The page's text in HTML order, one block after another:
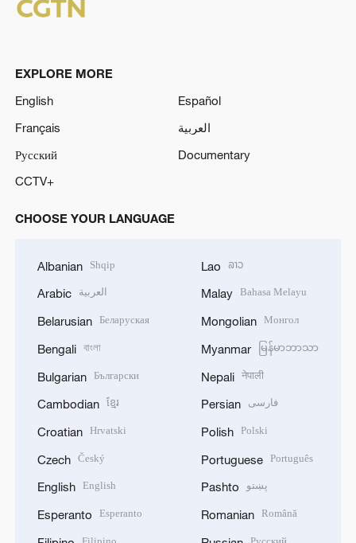
EXPLORE MORE
English
Español
Français
العربية
Русский
Documentary
CCTV+
CHOOSE YOUR LANGUAGE
Albanian Shqip
Arabic العربية
Belarusian Беларуская
Bengali বাংলা
Bulgarian Български
Cambodian ខ្មែរ
Croatian Hrvatski
Czech Český
English English
Esperanto Esperanto
Lao ລາວ
Malay Bahasa Melayu
Mongolian Монгол
Myanmar မြန်မာဘာသာ
Nepali नेपाली
Persian فارسی
Polish Polski
Portuguese Português
Pashto پښتو
Romanian Română